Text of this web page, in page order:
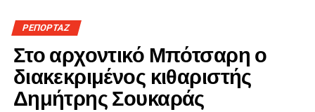
ΡΕΠΟΡΤΑΖ
Στο αρχοντικό Μπότσαρη ο
διακεκριμένος κιθαριστής
Δημήτρης Σουκαράς